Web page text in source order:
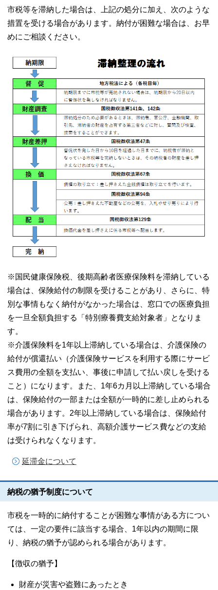
市税等を滞納した場合は、上記の処分に加え、次のような
措置を受ける場合があります。納付が困難な場合は、お早
めにご相談ください。
※国民健康保険税、後期高齢者医療保険料を滞納している
場合は、保険給付の制限を受けることがあり、さらに、特
別な事情もなく納付がなかった場合は、窓口での医療負担
を一旦全額負担する「特別療養費支給対象者」となりま
す。
※介護保険料を1年以上滞納している場合は、介護保険の
給付が償還払い（介護保険サービスを利用する際にサービ
ス費用の全額を支払い、事後に申請して払い戻しを受ける
こと）になります。また、1年6カ月以上滞納している場合
は、保険給付の一部または全額が一時的に差し止められる
場合があります。2年以上滞納している場合は、保険給付
率が7割に引き下げられ、高額介護サービス費などの支給
は受けられなくなります。
延滞金について
納税の猶予制度について
市税を一時的に納付することが困難な事情がある方につい
ては、一定の要件に該当する場合、1年以内の期間に限
り、納税の猶予が認められる場合があります。
【徴収の猶予】
財産が災害や盗難にあったとき